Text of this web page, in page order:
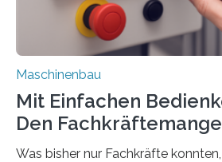
Maschinenbau
Mit Einfachen
Den
Was bisher nur Fachkräfte